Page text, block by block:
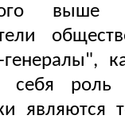
выше
генералы",
себя роль
являются